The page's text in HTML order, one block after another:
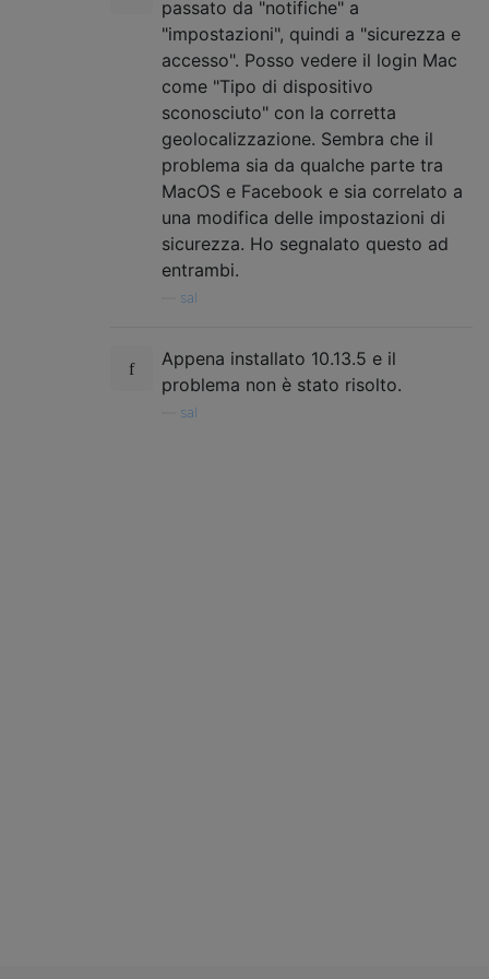
passato da "notifiche" a
"impostazioni", quindi a "sicurezza e
accesso". Posso vedere il login Mac
come "Tipo di dispositivo
sconosciuto" con la corretta
geolocalizzazione. Sembra che il
problema sia da qualche parte tra
MacOS e Facebook e sia correlato a
una modifica delle impostazioni di
sicurezza. Ho segnalato questo ad
entrambi.
sal
Appena installato 10.13.5 e il
problema non è stato risolto.
sal